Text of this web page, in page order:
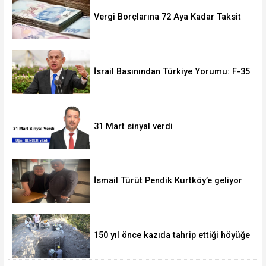
Vergi Borçlarına 72 Aya Kadar Taksit
İsrail Basınından Türkiye Yorumu: F-35
31 Mart sinyal verdi
İsmail Türüt Pendik Kurtköy’e geliyor
150 yıl önce kazıda tahrip ettiği höyüğe